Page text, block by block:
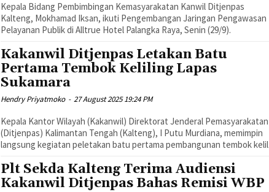
Kepala Bidang Pembimbingan Kemasyarakatan Kanwil Ditjenpas
Kalteng, Mokhamad Iksan, ikuti Pengembangan Jaringan Pengawasan
Pelayanan Publik di Alltrue Hotel Palangka Raya, Senin (29/9).
Kakanwil Ditjenpas Letakan Batu
Pertama Tembok Keliling Lapas
Sukamara
Hendry Priyatmoko - 27 August 2025 19:24 PM
Kepala Kantor Wilayah (Kakanwil) Direktorat Jenderal Pemasyarakatan
(Ditjenpas) Kalimantan Tengah (Kalteng), I Putu Murdiana, memimpin
langsung kegiatan peletakan batu pertama pembangunan tembok kelil
Plt Sekda Kalteng Terima Audiensi
Kakanwil Ditjenpas Bahas Remisi WBP